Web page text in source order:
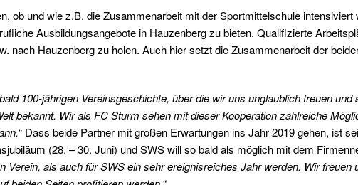
ob und wie z.B. die Zusammenarbeit mit der Sportmittelschule
Ausbildungsangebote in Hauzenberg zu bieten. Qualifizierte
nach Hauzenberg zu holen. Auch hier setzt die Zusammenarbeit der
100-jährigen Vereinsgeschichte, über die wir uns unglaublich freuen
bekannt. Wir als FC Sturm sehen mit dieser Kooperation zahlreiche
“ Dass beide Partner mit großen Erwartungen ins Jahr 2019 gehen, ist
(28. – 30. Juni) und SWS will so bald als möglich mit dem
Verein, als auch für SWS ein sehr ereignisreiches Jahr werden. Wir freuen